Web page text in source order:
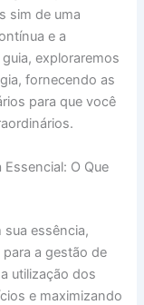
sim de uma
e a
exploraremos
fornecendo as
para que você
O Que
sua essência,
a gestão de
utilização dos
e maximizando